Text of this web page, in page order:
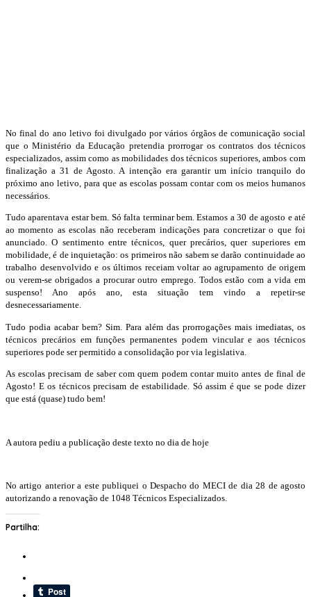
No final do ano letivo foi divulgado por vários órgãos de comunicação social
que o Ministério da Educação pretendia prorrogar os contratos dos técnicos
especializados, assim como as mobilidades dos técnicos superiores, ambos com
finalização a 31 de Agosto. A intenção era garantir um início tranquilo do
próximo ano letivo, para que as escolas possam contar com os meios humanos
necessários.
Tudo aparentava estar bem. Só falta terminar bem. Estamos a 30 de agosto e até
ao momento as escolas não receberam indicações para concretizar o que foi
anunciado. O sentimento entre técnicos, quer precários, quer superiores em
mobilidade, é de inquietação: os primeiros não sabem se darão continuidade ao
trabalho desenvolvido e os últimos receiam voltar ao agrupamento de origem
ou verem-se obrigados a procurar outro emprego. Todos estão com a vida em
suspenso! Ano após ano, esta situação tem vindo a repetir-se
desnecessariamente.
Tudo podia acabar bem? Sim. Para além das prorrogações mais imediatas, os
técnicos precários em funções permanentes podem vincular e aos técnicos
superiores pode ser permitido a consolidação por via legislativa.
As escolas precisam de saber com quem podem contar muito antes de final de
Agosto! E os técnicos precisam de estabilidade. Só assim é que se pode dizer
que está (quase) tudo bem!
A autora pediu a publicação deste texto no dia de hoje
No artigo anterior a este publiquei o Despacho do MECI de dia 28 de agosto
autorizando a renovação de 1048 Técnicos Especializados.
Partilha: